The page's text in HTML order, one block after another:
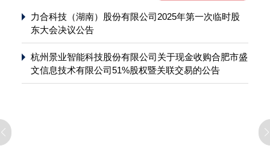
力合科技（湖南）股份有限公司2025年第一次临时股
东大会决议公告
杭州景业智能科技股份有限公司关于现金收购合肥市盛
文信息技术有限公司51%股权暨关联交易的公告